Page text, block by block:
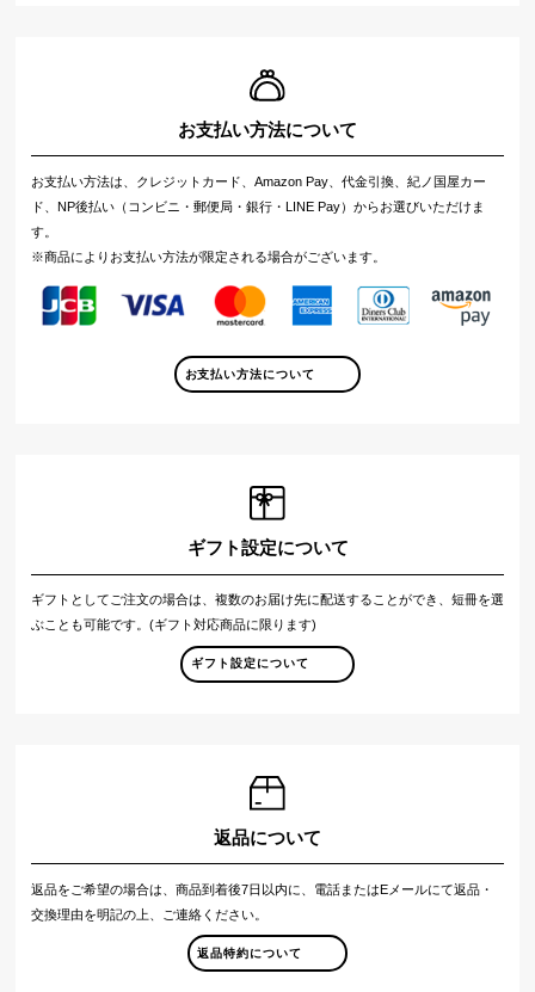
お支払い方法について
お支払い方法は、クレジットカード、Amazon Pay、代金引換、紀ノ国屋カー
ド、NP後払い（コンビニ・郵便局・銀行・LINE Pay）からお選びいただけま
す。
※商品によりお支払い方法が限定される場合がございます。
お支払い方法について
ギフト設定について
ギフトとしてご注文の場合は、複数のお届け先に配送することができ、短冊を選
ぶことも可能です。(ギフト対応商品に限ります)
ギフト設定について
返品について
返品をご希望の場合は、商品到着後7日以内に、電話またはEメールにて返品・
交換理由を明記の上、ご連絡ください。
返品特約について